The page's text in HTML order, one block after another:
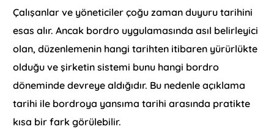
Çalışanlar ve yöneticiler çoğu zaman duyuru tarihini
esas alır. Ancak bordro uygulamasında asıl belirleyici
olan, düzenlemenin hangi tarihten itibaren yürürlükte
olduğu ve şirketin sistemi bunu hangi bordro
döneminde devreye aldığıdır. Bu nedenle açıklama
tarihi ile bordroya yansıma tarihi arasında pratikte
kısa bir fark görülebilir.